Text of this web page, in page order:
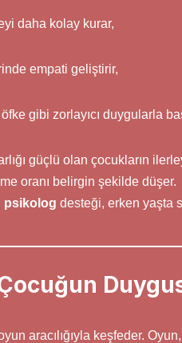
daha kolay kurar,
empati geliştirir,
gibi zorlayıcı duygularla
güçlü olan çocukların
oranı belirgin şekilde düşer.
psikolog desteği, erken yaşta
aracılığıyla keşfeder.